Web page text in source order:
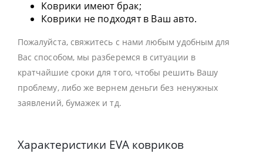
Коврики имеют брак;
Коврики не подходят в Ваш авто.
Пожалуйста, свяжитесь с нами любым удобным для
Вас способом, мы разберемся в ситуации в
кратчайшие сроки для того, чтобы решить Вашу
проблему, либо же вернем деньги без ненужных
заявлений, бумажек и тд.
Характеристики EVA ковриков